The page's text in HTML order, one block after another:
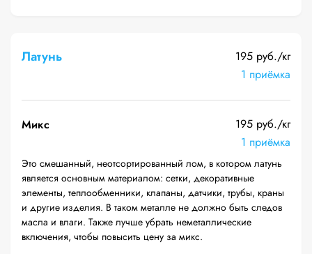
Латунь
195 руб./кг
1 приёмка
Микс
195 руб./кг
1 приёмка
Это смешанный, неотсортированный лом, в котором латунь
является основным материалом: сетки, декоративные
элементы, теплообменники, клапаны, датчики, трубы, краны
и другие изделия. В таком металле не должно быть следов
масла и влаги. Также лучше убрать неметаллические
включения, чтобы повысить цену за микс.